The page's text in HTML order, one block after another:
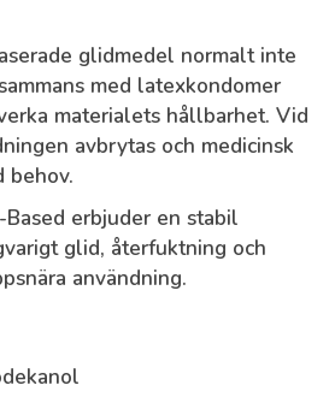
glidmedel normalt inte
med latexkondomer
materialets hållbarhet. Vid
avbrytas och medicinsk
behov.
erbjuder en stabil
glid, återfuktning och
användning.